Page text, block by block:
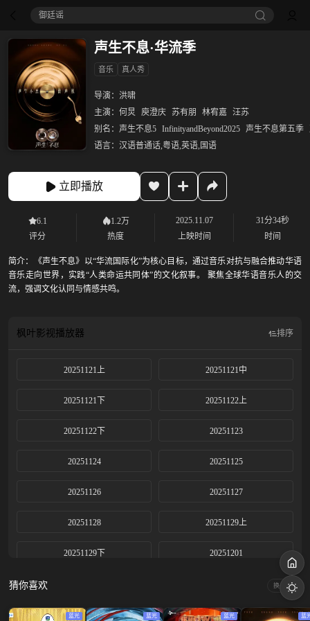
御廷谣‎
声生不息·华流季
音乐 真人秀
导演： 洪啸
主演： 何炅 庾澄庆 苏有朋 林宥嘉
汪苏
别名： 声生不息5 InfinityandBeyond2025 声生不息第五季
语言： 汉语普通话,粤语,英语,国语
立即播放
6.1
评分
1.2万
热度
2025.11.07
上映时间
31分34秒
时间
简介：
《声生不息》以“华流国际化”为核心目标，通过音乐对抗与融合推动华语
音乐走向世界，实践“人类命运共同体”的文化叙事。 聚焦全球华语音乐人的交
流，强调文化认同与情感共鸣。
枫叶影视播放器 排序
20251121上 20251121中
20251121下 20251122上
20251122下 20251123
20251124 20251125
20251126 20251127
20251128 20251129上
20251129下 20251201
20251206上 20251206下
猜你喜欢 换一换
蓝光 蓝光 蓝光 蓝